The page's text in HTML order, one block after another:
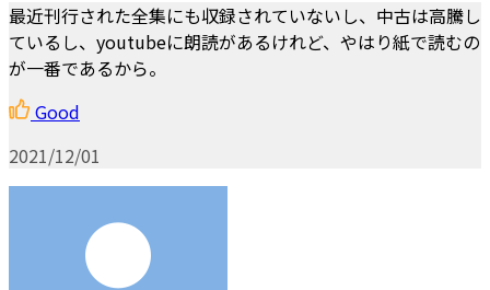
最近刊行された全集にも収録されていないし、中古は高騰し
ているし、youtubeに朗読があるけれど、やはり紙で読むの
が一番であるから。
Good
2021/12/01